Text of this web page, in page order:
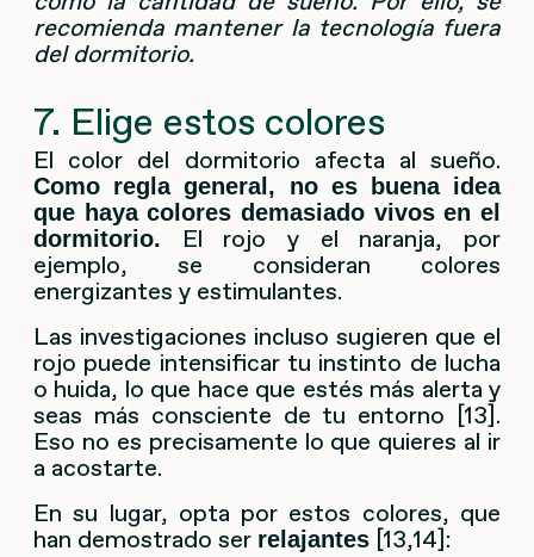
recomienda mantener la tecnología fuera
del dormitorio.
7. Elige estos colores
El color del dormitorio afecta al sueño.
Como regla general, no es buena idea
que haya colores demasiado vivos en el
dormitorio.
El rojo y el naranja, por
ejemplo, se consideran colores
energizantes y estimulantes.
Las investigaciones incluso sugieren que el
rojo puede intensificar tu instinto de lucha
o huida, lo que hace que estés más alerta y
seas más consciente de tu entorno [13].
Eso no es precisamente lo que quieres al ir
a acostarte.
En su lugar, opta por estos colores, que
han demostrado ser relajantes [13,14]: